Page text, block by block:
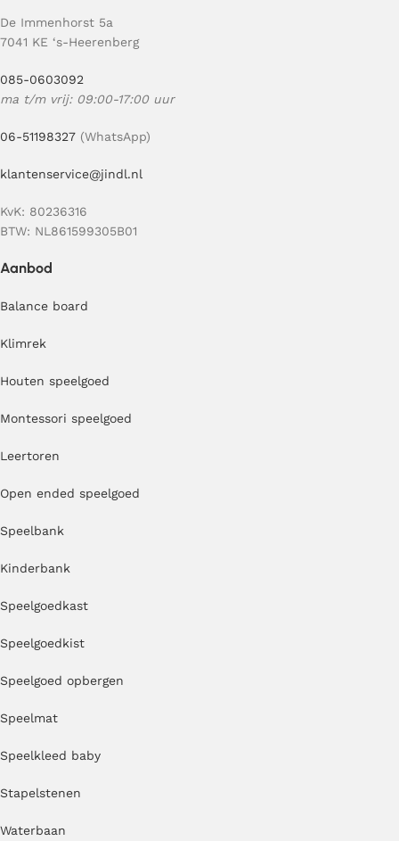
De Immenhorst 5a
7041 KE ‘s-Heerenberg
085-0603092
ma t/m vrij: 09:00-17:00 uur
06-51198327 (WhatsApp)
klantenservice@jindl.nl
KvK: 80236316
BTW: NL861599305B01
Aanbod
Balance board
Klimrek
Houten speelgoed
Montessori speelgoed
Leertoren
Open ended speelgoed
Speelbank
Kinderbank
Speelgoedkast
Speelgoedkist
Speelgoed opbergen
Speelmat
Speelkleed baby
Stapelstenen
Waterbaan